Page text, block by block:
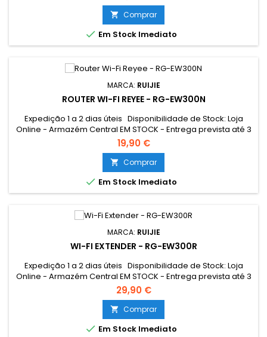
Gomes EM STOCK
 Comprar
 Em Stock Imediato
MARCA: RUIJIE
ROUTER WI-FI REYEE - RG-EW300N
Expedição 1 a 2 dias úteis Disponibilidade de Stock: Loja
Online - Armazém Central EM STOCK - Entrega prevista até 3
dias úteis Loja Braga - Rua António Fernandes Ferreira
Gomes EM STOCK
19,90 €
 Comprar
 Em Stock Imediato
MARCA: RUIJIE
WI-FI EXTENDER - RG-EW300R
Expedição 1 a 2 dias úteis Disponibilidade de Stock: Loja
Online - Armazém Central EM STOCK - Entrega prevista até 3
dias úteis Loja Braga - Rua António Fernandes Ferreira
Gomes EM STOCK
29,90 €
 Comprar
 Em Stock Imediato